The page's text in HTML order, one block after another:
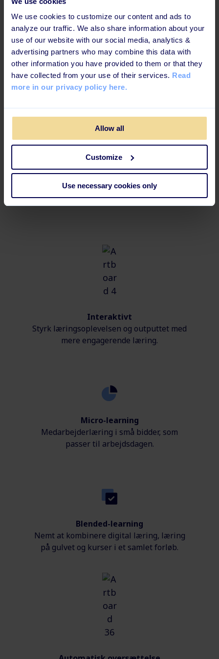
We use cookies to customize our content and ads to
analyze our traffic. We also share information about your
use of our website with our social media, analytics &
advertising partners who may combine this data with
other information you have provided to them or that they
have collected from your use of their services. Read
more in our privacy policy here.
Allow all
Customize
Use necessary cookies only
Tina K, 7-Eleven
Derfor er vi branchens
darling
App/mobile learning
Hvad er der i lommen? Ja! En smartphone.
Træn dine medarbejdere lige der hvor de
er.
Interaktivt
Styrk læringsoplevelsen og outputtet med
mere engagerende læring.
Micro-learning
Medarbejderlæring i små bidder, som
passer til arbejdsdagen.
Blended-learning
Nemt at kombinere digital læring, læring
på gulvet og kurser i et samlet forløb.